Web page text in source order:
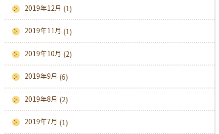
2019年12月 (1)
2019年11月 (1)
2019年10月 (2)
2019年9月 (6)
2019年8月 (2)
2019年7月 (1)